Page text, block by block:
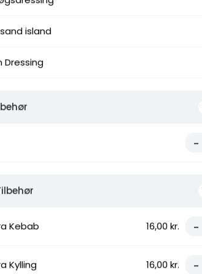
island
Dressing
-
Kebab 16,00 kr. -
Kylling 16,00 kr. -